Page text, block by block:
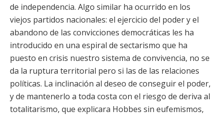
de independencia. Algo similar ha ocurrido en los
viejos partidos nacionales: el ejercicio del poder y el
abandono de las convicciones democráticas les ha
introducido en una espiral de sectarismo que ha
puesto en crisis nuestro sistema de convivencia, no se
da la ruptura territorial pero si las de las relaciones
políticas. La inclinación al deseo de conseguir el poder,
y de mantenerlo a toda costa con el riesgo de deriva al
totalitarismo, que explicara Hobbes sin eufemismos,